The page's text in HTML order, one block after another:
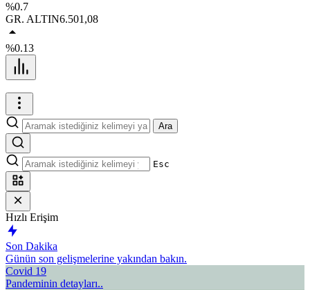
%0.7
GR. ALTIN6.501,08
%0.13
Ara
Esc
Hızlı Erişim
Son Dakika
Günün son gelişmelerine yakından bakın.
Covid 19
Pandeminin detayları..